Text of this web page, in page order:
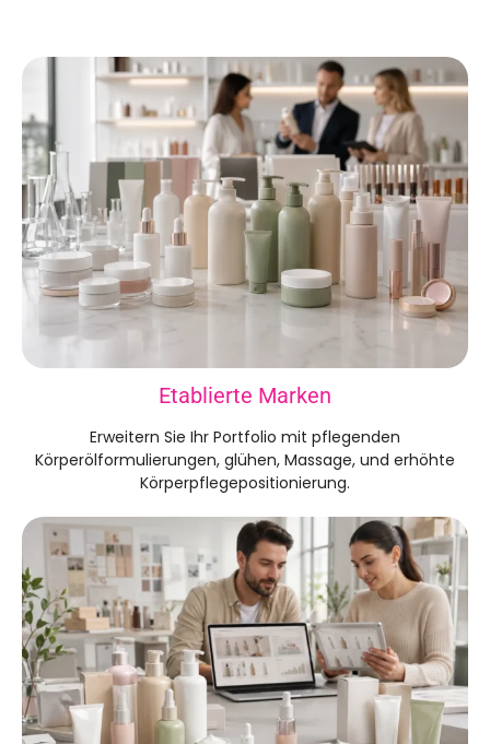
Etablierte Marken
Erweitern Sie Ihr Portfolio mit pflegenden
Körperölformulierungen, glühen, Massage, und erhöhte
Körperpflegepositionierung.